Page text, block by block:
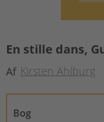
En stille dans,
Af Kirsten Ahlburg
Bog